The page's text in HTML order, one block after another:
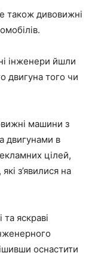
також дивовижні
інженери йшли
двигуна того чи
машини з
двигунами в
цілей,
з’явилися на
яскраві
оснастити